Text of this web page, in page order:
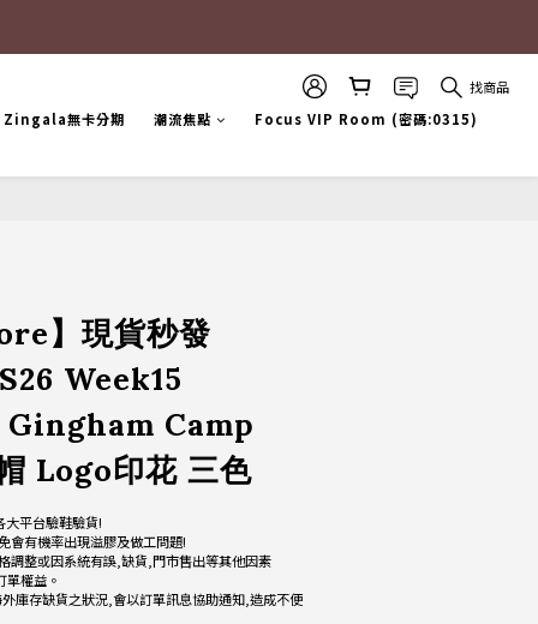
找商品
Zingala無卡分期
潮流焦點 Focus VIP Room (密碼:0315)
】現貨秒發
Week15
Camp
Logo印花 三色
平台驗鞋驗貨!
會有機率出現溢膠及做工問題!
調整或因系統有誤,缺貨,門市售出等其他因素
權益。
庫存缺貨之狀況,會以訂單訊息協助通知,造成不便